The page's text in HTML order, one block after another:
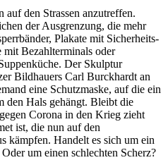
auf den Strassen anzutreffen.
der Ausgrenzung, die mehr
Plakate mit Sicherheits-
mit Bezahlterminals oder
Der Skulptur
Bildhauers Carl Burckhardt an
eine Schutzmaske, auf die ein
den Hals gehängt. Bleibt die
Corona in den Krieg zieht
ist, die nun auf den
kämpfen. Handelt es sich um ein
um einen schlechten Scherz?